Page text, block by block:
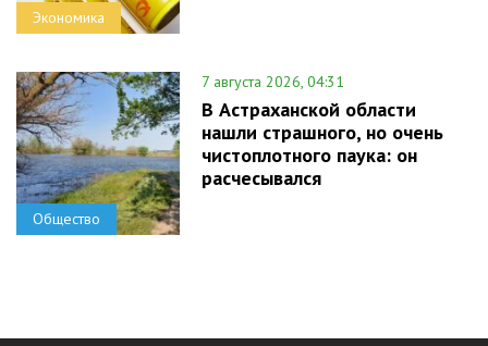
Экономика
Общество
7 августа 2026, 04:31
В Астраханской области
нашли страшного, но очень
чистоплотного паука: он
расчесывался